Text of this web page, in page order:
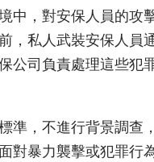
中，對安保人員的攻
，私人武裝安保人員
公司負責處理這些
準，不進行背景調查
對暴力襲擊或犯罪行